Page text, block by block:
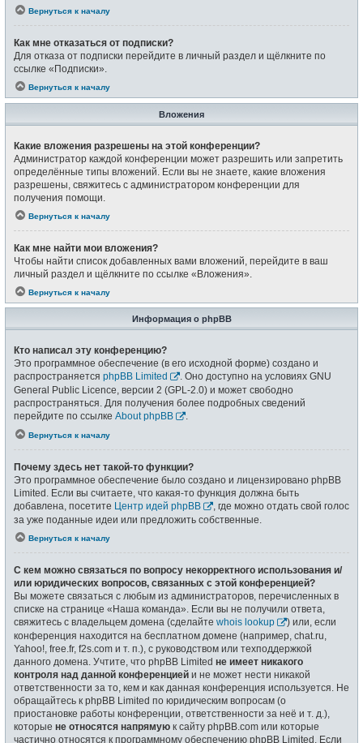
Вернуться к началу
Как мне отказаться от подписки?
Для отказа от подписки перейдите в личный раздел и щёлкните по
ссылке «Подписки».
Вернуться к началу
Вложения
Какие вложения разрешены на этой конференции?
Администратор каждой конференции может разрешить или запретить
определённые типы вложений. Если вы не знаете, какие вложения
разрешены, свяжитесь с администратором конференции для
получения помощи.
Вернуться к началу
Как мне найти мои вложения?
Чтобы найти список добавленных вами вложений, перейдите в ваш
личный раздел и щёлкните по ссылке «Вложения».
Вернуться к началу
Информация о phpBB
Кто написал эту конференцию?
Это программное обеспечение (в его исходной форме) создано и
распространяется phpBB Limited
. Оно доступно на условиях GNU
General Public Licence, версии 2 (GPL-2.0) и может свободно
распространяться. Для получения более подробных сведений
перейдите по ссылке About phpBB .
Вернуться к началу
Почему здесь нет такой-то функции?
Это программное обеспечение было создано и лицензировано phpBB
Limited. Если вы считаете, что какая-то функция должна быть
добавлена, посетите Центр идей phpBB
, где можно отдать свой голос
за уже поданные идеи или предложить собственные.
Вернуться к началу
С кем можно связаться по вопросу некорректного использования и/
или юридических вопросов, связанных с этой конференцией?
Вы можете связаться с любым из администраторов, перечисленных в
списке на странице «Наша команда». Если вы не получили ответа,
свяжитесь с владельцем домена (сделайте whois lookup
) или, если
конференция находится на бесплатном домене (например, chat.ru,
Yahoo!, free.fr, f2s.com и т. п.), с руководством или техподдержкой
данного домена. Учтите, что phpBB Limited не имеет никакого
контроля над данной конференцией и не может нести никакой
ответственности за то, кем и как данная конференция используется. Не
обращайтесь к phpBB Limited по юридическим вопросам (о
приостановке работы конференции, ответственности за неё и т. д.),
которые не относятся напрямую к сайту phpBB.com или которые
частично относятся к программному обеспечению phpBB Limited. Если